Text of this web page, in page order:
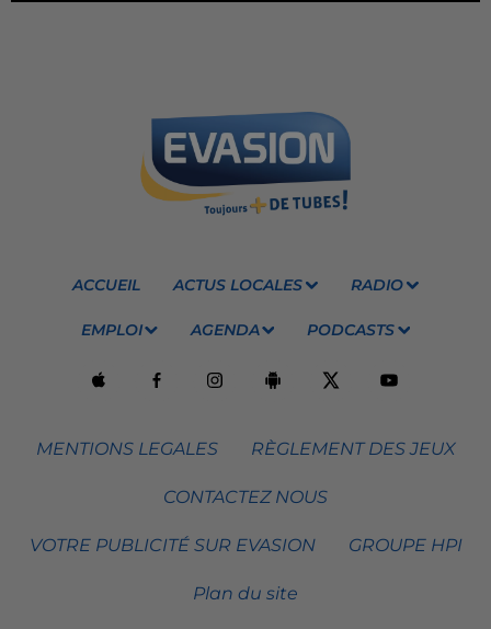
ACCUEIL ACTUS LOCALES RADIO
EMPLOI AGENDA PODCASTS
MENTIONS LEGALES RÈGLEMENT DES JEUX
CONTACTEZ NOUS
VOTRE PUBLICITÉ SUR EVASION GROUPE HPI
Plan du site